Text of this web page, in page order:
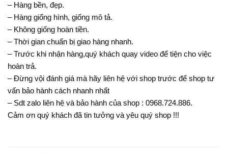
– Hàng bền, đẹp.
– Hàng giống hình, giống mô tả.
– Không giống hoàn tiền.
– Thời gian chuẩn bị giao hàng nhanh.
– Trước khi nhận hàng,quý khách quay video để tiện cho việc
hoàn trả.
– Đừng vội đánh giá mà hãy liên hệ với shop trước để shop tư
vấn bảo hành cách nhanh nhất
– Sdt zalo liên hệ và bảo hành của shop : 0968.724.886.
Cảm ơn quý khách đã tin tưởng và yêu quý shop !!!